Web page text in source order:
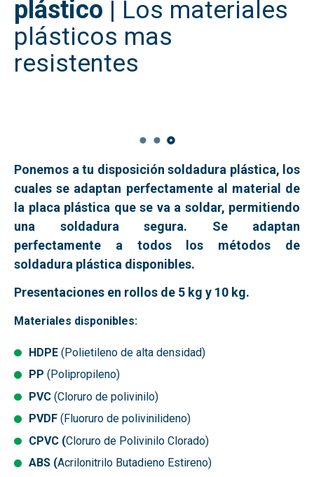
plástico | Los materiales
plásticos mas
resistentes
Ponemos a tu disposición soldadura plástica, los
cuales se adaptan perfectamente al material de
la placa plástica que se va a soldar, permitiendo
una soldadura segura. Se adaptan
perfectamente a todos los métodos de
soldadura plástica disponibles.
Presentaciones en rollos de 5 kg y 10 kg.
Materiales disponibles:
HDPE (Polietileno de alta densidad)
PP (Polipropileno)
PVC (Cloruro de polivinilo)
PVDF (Fluoruro de polivinilideno)
CPVC (Cloruro de Polivinilo Clorado)
ABS (Acrilonitrilo Butadieno Estireno)